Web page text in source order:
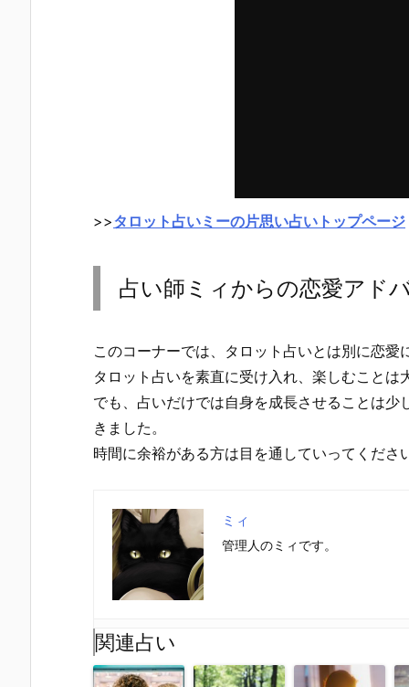
>>タロット占いミーの片思い占いトップページ
占い師ミィからの恋愛アド
このコーナーでは、タロット占いとは別に恋
タロット占いを素直に受け入れ、楽しむことは
でも、占いだけでは自身を成長させることは
きました。
時間に余裕がある方は目を通していってくださ
ミィ
管理人のミィです。
関連占い